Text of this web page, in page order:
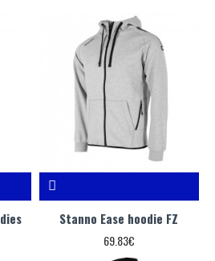
Stanno Ease hoodie FZ
69.83€